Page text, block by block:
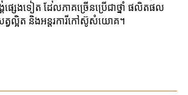
ផ្សេងទៀត ដែលភាគច្រើនប្រើជាថ្នាំ ផលិតផល
សត្វល្អិត និងអន្តរការីកៅស៊ូសំយោគ។